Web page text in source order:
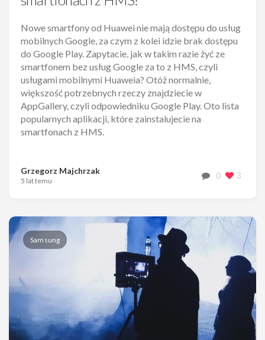
Nowe smartfony od Huawei nie mają dostępu do usług
mobilnych Google, za czym z kolei idzie brak dostępu
do Google Play. Zapytacie, jak w takim razie żyć ze
smartfonem bez usług Google za to z HMS, czyli
usługami mobilnymi Huaweia? Otóż normalnie,
większość potrzebnych rzeczy znajdziecie w
AppGallery, czyli odpowiedniku Google Play. Oto lista
popularnych aplikacji, które zainstalujecie na
smartfonach z HMS.
Grzegorz Majchrzak
5 lat temu
0 3
Samsung